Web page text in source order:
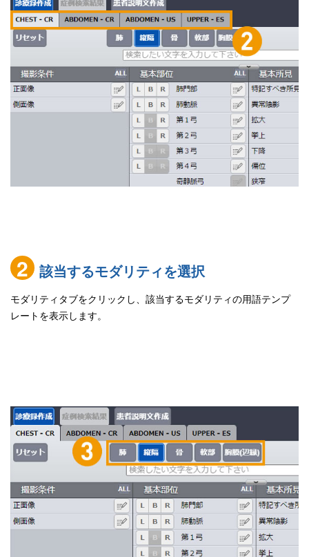
2 該当するモダリティを選択
モダリティタブをクリックし、該当するモダリティの用語テンプ
レートを表示します。